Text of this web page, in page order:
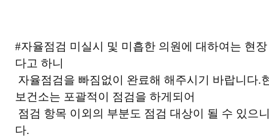
#자율점검 미실시 및 미흡한 의원에 대하여는 현
다고 하니
자율점검을 빠짐없이 완료해 해주시기 바랍니다.
보건소는 포괄적이 점검을 하게되어
점검 항목 이외의 부분도 점검 대상이 될 수 있으
다.